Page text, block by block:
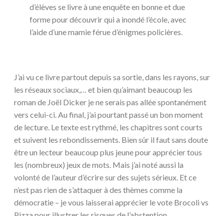
d’élèves se livre à une enquête en bonne et due
forme pour découvrir qui a inondé l’école, avec
l’aide d’une mamie férue d’énigmes policières.
J’ai vu ce livre partout depuis sa sortie, dans les rayons, sur
les réseaux sociaux,… et bien qu’aimant beaucoup les
roman de Joël Dicker je ne serais pas allée spontanément
vers celui-ci. Au final, j’ai pourtant passé un bon moment
de lecture. Le texte est rythmé, les chapitres sont courts
et suivent les rebondissements. Bien sûr il faut sans doute
être un lecteur beaucoup plus jeune pour apprécier tous
les (nombreux) jeux de mots. Mais j’ai noté aussi la
volonté de l’auteur d’écrire sur des sujets sérieux. Et ce
n’est pas rien de s’attaquer à des thèmes comme la
démocratie – je vous laisserai apprécier le vote Brocoli vs